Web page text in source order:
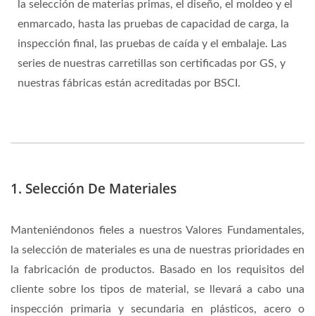
la selección de materias primas, el diseño, el moldeo y el
enmarcado, hasta las pruebas de capacidad de carga, la
inspección final, las pruebas de caída y el embalaje. Las
series de nuestras carretillas son certificadas por GS, y
nuestras fábricas están acreditadas por BSCI.
1. Selección De Materiales
Manteniéndonos fieles a nuestros Valores Fundamentales,
la selección de materiales es una de nuestras prioridades en
la fabricación de productos. Basado en los requisitos del
cliente sobre los tipos de material, se llevará a cabo una
inspección primaria y secundaria en plásticos, acero o